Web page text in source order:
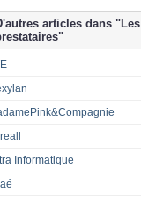
articles dans "Les
Informatique